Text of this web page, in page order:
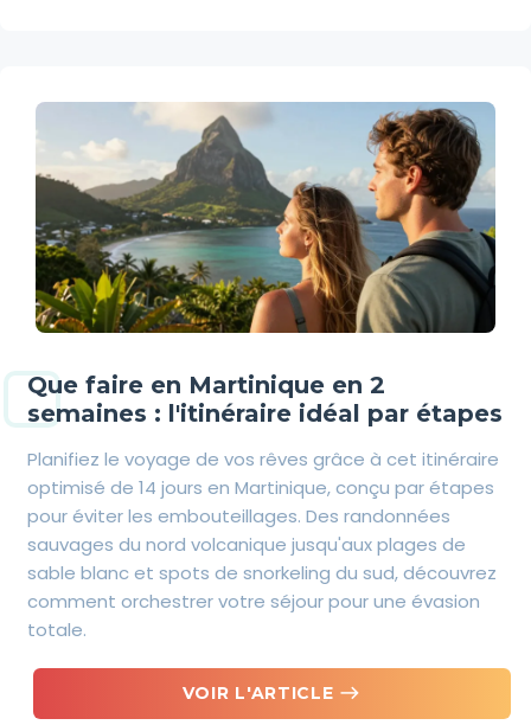
Que faire en Martinique en 2
semaines : l'itinéraire idéal par étapes
Planifiez le voyage de vos rêves grâce à cet itinéraire
optimisé de 14 jours en Martinique, conçu par étapes
pour éviter les embouteillages. Des randonnées
sauvages du nord volcanique jusqu'aux plages de
sable blanc et spots de snorkeling du sud, découvrez
comment orchestrer votre séjour pour une évasion
totale.
VOIR L'ARTICLE east